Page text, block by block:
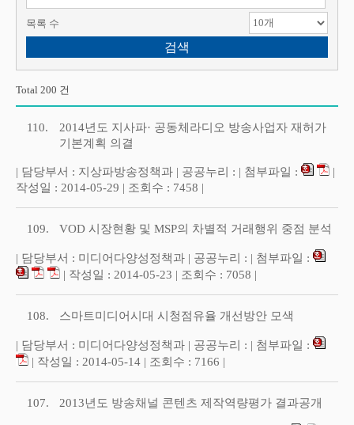
목록 수
Total 200 건
110.
2014년도 지사파· 공동체라디오 방송사업자 재허가
기본계획 의결
| 담당부서 : 지상파방송정책과 | 공공누리 : | 첨부파일 :
|
작성일 : 2014-05-29 | 조회수 : 7458 |
109. VOD 시장현황 및 MSP의 차별적 거래행위 중점 분석
| 담당부서 : 미디어다양성정책과 | 공공누리 : | 첨부파일 :
| 작성일 : 2014-05-23 | 조회수 : 7058 |
108. 스마트미디어시대 시청점유율 개선방안 모색
| 담당부서 : 미디어다양성정책과 | 공공누리 : | 첨부파일 :
| 작성일 : 2014-05-14 | 조회수 : 7166 |
107. 2013년도 방송채널 콘텐츠 제작역량평가 결과공개